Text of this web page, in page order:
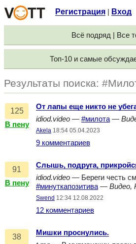
Регистрация Вход
Всё подряд | Все
Топ-10 и самые
Результаты поиска:
125
В пену
От лапы еще никто не
idiod.video — #милота —
Akela 18:54 05.04.2023
9 комментариев
91
В пену
Слышь, подруга,
idiod.video — Береги честь
#минуткапозитива — Видео,
Swend 12:34 12.08.2022
12 комментариев
38
Мишки проснулись.